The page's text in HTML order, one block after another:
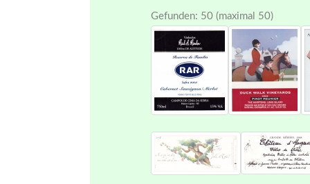
Gefunden: 50 (maximal 50)